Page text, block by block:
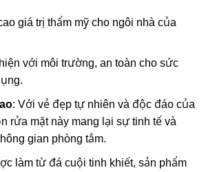
giá trị thẩm mỹ cho ngôi nhà của
với môi trường, an toàn cho sức
: Với vẻ đẹp tự nhiên và độc đáo của
rửa mặt này mang lại sự tinh tế và
gian phòng tắm.
làm từ đá cuội tinh khiết, sản phẩm